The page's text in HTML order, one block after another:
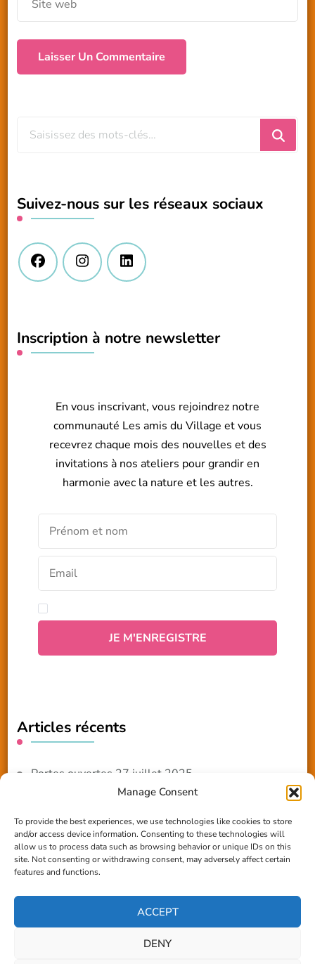
Manage Consent
To provide the best experiences, we use technologies like cookies to store
and/or access device information. Consenting to these technologies will
allow us to process data such as browsing behavior or unique IDs on this
site. Not consenting or withdrawing consent, may adversely affect certain
features and functions.
ACCEPT
DENY
?
Suivez-nous sur les réseaux sociaux
Inscription à notre newsletter
En vous inscrivant, vous rejoindrez notre
communauté Les amis du Village et vous
recevrez chaque mois des nouvelles et des
invitations à nos ateliers pour grandir en
harmonie avec la nature et les autres.
Articles récents
Portes ouvertes 27 juillet 2025
Reportage TV Com
Construction en terre-paille
Chantier Participatif Terre Paille 6/7/24